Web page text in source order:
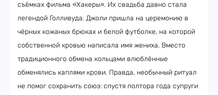
съёмках фильма «Хакеры». Их свадьба давно стала
легендой Голливуда. Джоли пришла на церемонию в
чёрных кожаных брюках и белой футболке, на которой
собственной кровью написала имя жениха. Вместо
традиционного обмена кольцами влюблённые
обменялись каплями крови. Правда, необычный ритуал
не помог сохранить союз: спустя полтора года супруги